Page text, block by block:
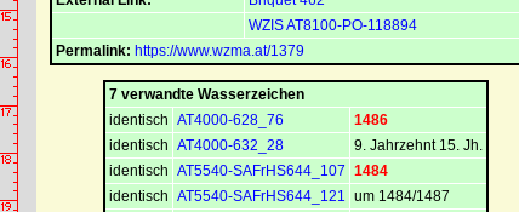
WZIS AT8100-PO-118894
Permalink: https://www.wzma.at/1379
7 verwandte Wasserzeichen
identisch AT4000-628_76
1486
identisch AT4000-632_28
9. Jahrzehnt 15. Jh.
identisch AT5540-SAFrHS644_107 1484
identisch AT5540-SAFrHS644_121 um 1484/1487